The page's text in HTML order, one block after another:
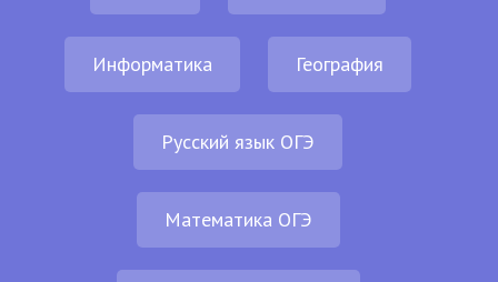
Информатика География
Русский язык ОГЭ
Математика ОГЭ